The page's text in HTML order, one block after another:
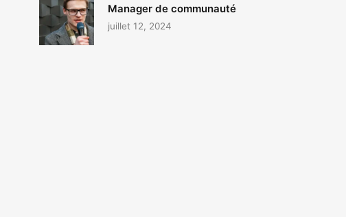
Manager de communauté
juillet 12, 2024